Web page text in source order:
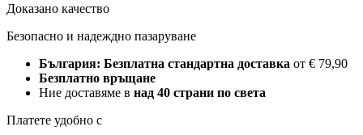
Доказано качество
Безопасно и надеждно пазаруване
България: Безплатна стандартна доставка от € 79,90
Безплатно връщане
Ние доставяме в над 40 страни по света
Платете удобно с